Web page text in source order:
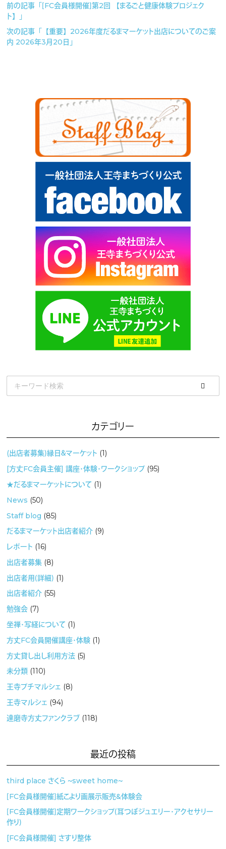
前の記事「［FC会員様開催］第2回 【まるごと健康体験プロジェク
ト】」
次の記事「【重要】2026年度だるまマーケット出店についてのご案
内 2026年3月20日」
カテゴリー
(出店者募集）縁日＆マーケット (1)
[方丈FC会員主催] 講座・体験・ワークショップ(95)
★だるまマーケットについて (1)
News (50)
Staff blog (85)
だるまマーケット出店者紹介 (9)
レポート (16)
出店者募集 (8)
出店者用（詳細） (1)
出店者紹介 (55)
勉強会 (7)
坐禅・写経について (1)
方丈FC会員開催講座・体験 (1)
方丈貸し出し利用方法 (5)
未分類 (110)
王寺プチマルシェ (8)
王寺マルシェ (94)
達磨寺方丈ファンクラブ (118)
最近の投稿
third place さくら 〜sweet home〜
［FC会員様開催］紙こより画展示販売&体験会
［FC会員様開催］定期ワークショップ（耳つぼジュエリー・アクセサリー
作り）
[FC会員様開催] さすり整体